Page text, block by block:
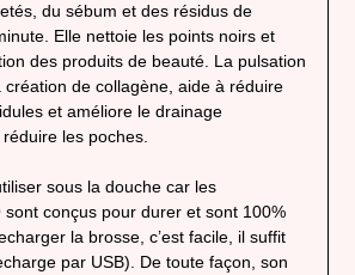
du sébum et des résidus de
Elle nettoie les points noirs et
des produits de beauté. La pulsation
création de collagène, aide à réduire
et améliore le drainage
les poches.
sous la douche car les
sont conçus pour durer et sont 100%
la brosse, c’est facile, il suffit
par USB). De toute façon, son